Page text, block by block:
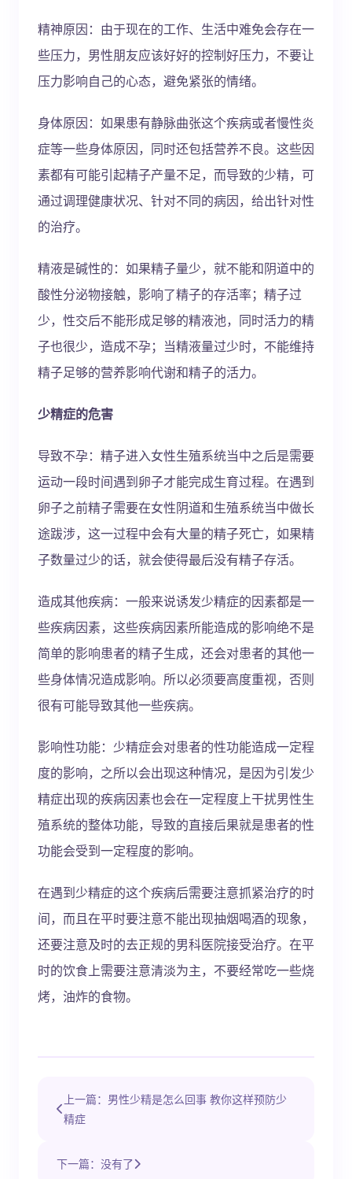
精神原因：由于现在的工作、生活中难免会存在一
些压力，男性朋友应该好好的控制好压力，不要让
压力影响自己的心态，避免紧张的情绪。
身体原因：如果患有静脉曲张这个疾病或者慢性炎
症等一些身体原因，同时还包括营养不良。这些因
素都有可能引起精子产量不足，而导致的少精，可
通过调理健康状况、针对不同的病因，给出针对性
的治疗。
精液是碱性的：如果精子量少，就不能和阴道中的
酸性分泌物接触，影响了精子的存活率；精子过
少，性交后不能形成足够的精液池，同时活力的精
子也很少，造成不孕；当精液量过少时，不能维持
精子足够的营养影响代谢和精子的活力。
少精症的危害
导致不孕：精子进入女性生殖系统当中之后是需要
运动一段时间遇到卵子才能完成生育过程。在遇到
卵子之前精子需要在女性阴道和生殖系统当中做长
途跋涉，这一过程中会有大量的精子死亡，如果精
子数量过少的话，就会使得最后没有精子存活。
造成其他疾病：一般来说诱发少精症的因素都是一
些疾病因素，这些疾病因素所能造成的影响绝不是
简单的影响患者的精子生成，还会对患者的其他一
些身体情况造成影响。所以必须要高度重视，否则
很有可能导致其他一些疾病。
影响性功能：少精症会对患者的性功能造成一定程
度的影响，之所以会出现这种情况，是因为引发少
精症出现的疾病因素也会在一定程度上干扰男性生
殖系统的整体功能，导致的直接后果就是患者的性
功能会受到一定程度的影响。
在遇到少精症的这个疾病后需要注意抓紧治疗的时
间，而且在平时要注意不能出现抽烟喝酒的现象，
还要注意及时的去正规的男科医院接受治疗。在平
时的饮食上需要注意清淡为主，不要经常吃一些烧
烤，油炸的食物。
上一篇：男性少精是怎么回事 教你这样预防少
精症
下一篇：没有了